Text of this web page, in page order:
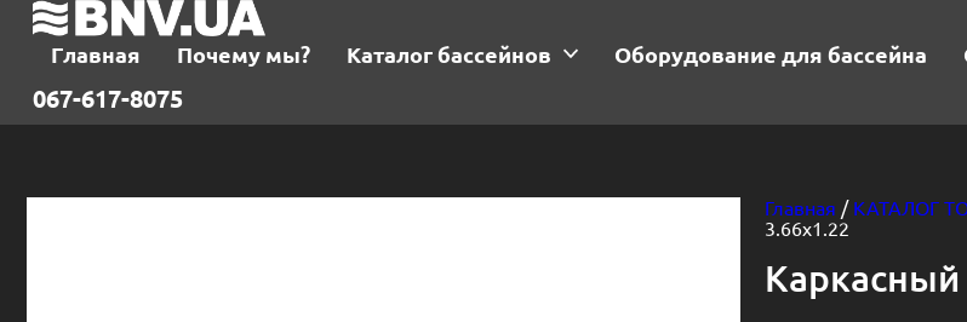
Главная Почему мы? Каталог бассейнов Оборудование для бассейна
067-617-8075
Главная / КАТАЛОГ
3.66х1.22
Каркасный